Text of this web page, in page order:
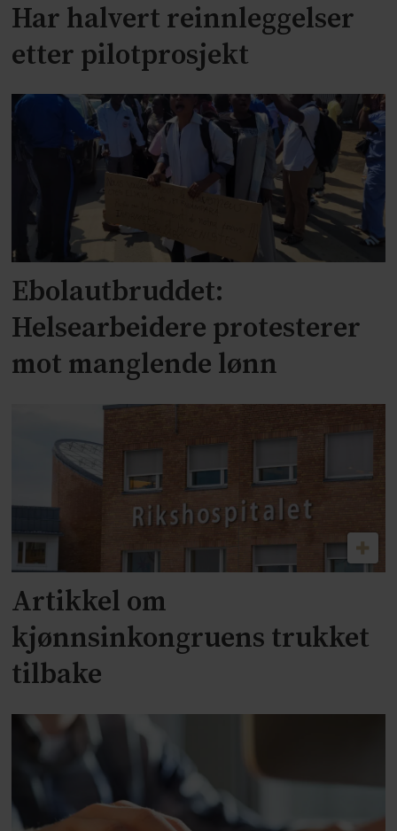
Har halvert reinnleggelser
etter pilotprosjekt
Ebolautbruddet:
Helsearbeidere protesterer
mot manglende lønn
Artikkel om
kjønnsinkongruens trukket
tilbake